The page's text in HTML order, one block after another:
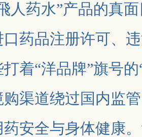
人药水”产品的真
药品注册许可、
着“洋品牌”旗号的
渠道绕过国内监
安全与身体健康